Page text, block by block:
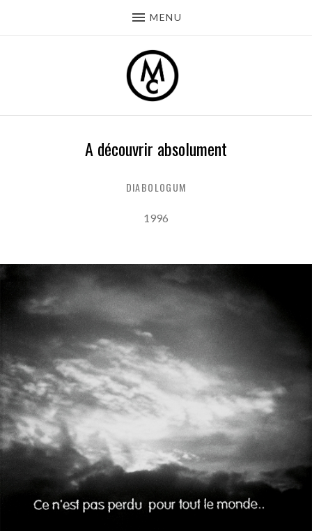
MENU
A découvrir absolument
DIABOLOGUM
Released:
1996